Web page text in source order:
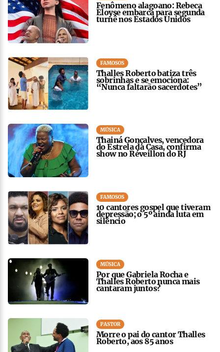
Fenômeno alagoano: Rebeca
Eloyse embarca para segunda
turnê nos Estados Unidos
FAMOSOS
Thalles Roberto batiza três
sobrinhas e se emociona:
“Nunca faltarão sacerdotes”
MÚSICA
Thainá Gonçalves, vencedora
do Estrela da Casa, confirma
show no Réveillon do RJ
FAMOSOS
10 cantores gospel que tiveram
depressão; o 5º ainda luta em
silêncio
MÚSICA
Por que Gabriela Rocha e
Thalles Roberto nunca mais
cantaram juntos?
PASTOR
Morre o pai do cantor Thalles
Roberto, aos 85 anos